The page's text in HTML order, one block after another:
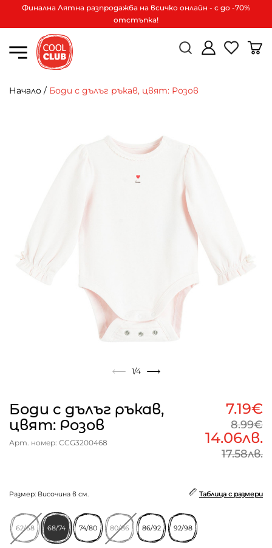
Финална Лятна разпродажба на всичко онлайн - с до -70%
отстъпка!
Начало / Боди с дълъг ръкав, цвят: Розов
1/4
Боди с дълъг ръкав,
цвят: Розов
Арт. номер: CCG3200468
7.19€
8.99€
14.06лв.
17.58лв.
Размер: Височина в см. Таблица с размери
62/68 68/74 74/80 80/86 86/92 92/98